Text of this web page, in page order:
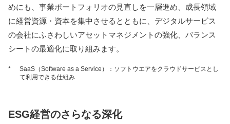
めにも、事業ポートフォリオの見直しを一層進め、成長領域
に経営資源・資本を集中させるとともに、デジタルサービス
の会社にふさわしいアセットマネジメントの強化、バランス
シートの最適化に取り組みます。
*
SaaS（Software as a Service）：ソフトウエアをクラウドサービスとし
て利用できる仕組み
ESG経営のさらなる深化